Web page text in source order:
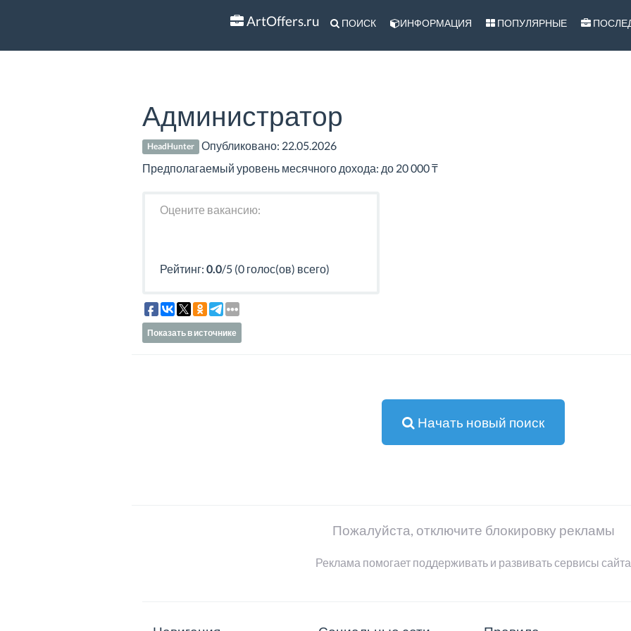
ArtOffers.ru ПОИСК ИНФОРМАЦИЯ ПОПУЛЯРНЫЕ
Администратор
HeadHunter Опубликовано: 22.05.2026
Предполагаемый уровень месячного дохода: до 20 000 ₸
Оцените вакансию:
Рейтинг: 0.0/5 (0 голос(ов) всего)
Показать в источнике
Начать новый поиск
Пожалуйста, отключите блокировку рекламы
Реклама помогает поддерживать и развивать сервисы сайта